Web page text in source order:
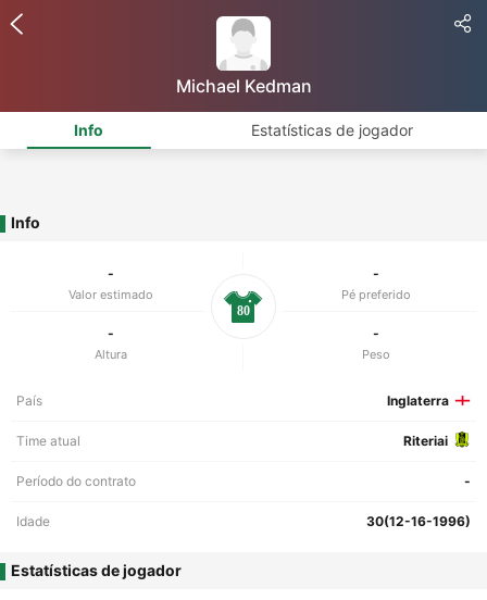
Michael Kedman
Info Estatísticas de jogador
Info
-
Valor estimado
-
Pé preferido
-
Altura
-
Peso
80
País Inglaterra
Time atual Riteriai
Período do contrato -
Idade 30(12-16-1996)
Estatísticas de jogador